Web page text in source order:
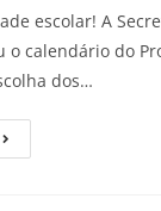
escolar! A
o calendário do
dos…